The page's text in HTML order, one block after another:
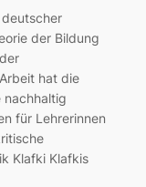
der Bildung
hat die
nachhaltig
für Lehrerinnen
Klafki Klafkis